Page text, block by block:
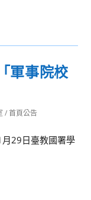
軍事院校
/ 首頁公告
29日臺教國署學